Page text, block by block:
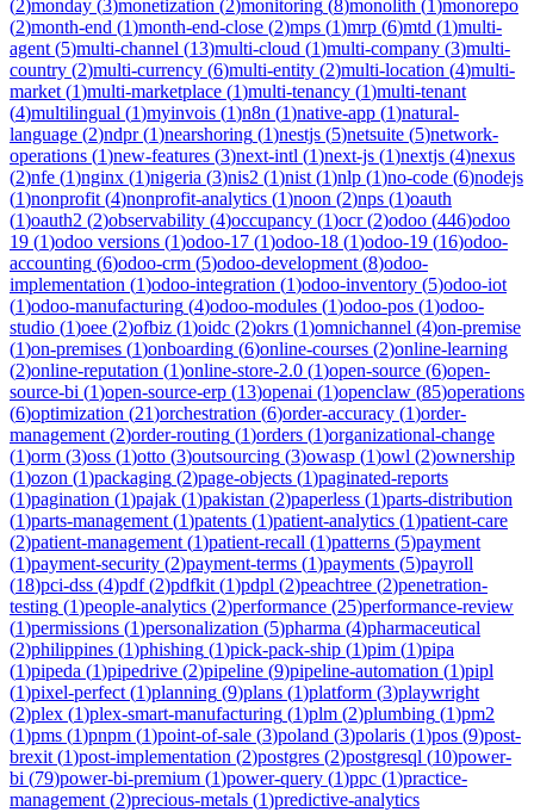
(2)monday (3)monetization (2)monitoring (8)monolith (1)monorepo
(2)month-end (1)month-end-close (2)mps (1)mrp (6)mtd (1)multi-
agent (5)multi-channel (13)multi-cloud (1)multi-company (3)multi-
country (2)multi-currency (6)multi-entity (2)multi-location (4)multi-
market (1)multi-marketplace (1)multi-tenancy (1)multi-tenant
(4)multilingual (1)myinvois (1)n8n (1)native-app (1)natural-
language (2)ndpr(1)nearshoring (1)nestjs (5)netsuite (5)network-
operations (1)new-features (3)next-intl (1)next-js (1)nextjs (4)nexus
(2)nfe (1)nginx (1)nigeria (3)nis2 (1)nist (1)nlp (1)no-code (6)nodejs
(1)nonprofit (4)nonprofit-analytics (1)noon (2)nps (1)oauth
(1)oauth2 (2)observability (4)occupancy (1)ocr(2)odoo (446)odoo
19 (1)odoo versions (1)odoo-17 (1)odoo-18 (1)odoo-19 (16)odoo-
accounting (6)odoo-crm (5)odoo-development (8)odoo-
implementation (1)odoo-integration (1)odoo-inventory (5)odoo-iot
(1)odoo-manufacturing (4)odoo-modules (1)odoo-pos (1)odoo-
studio (1)oee (2)ofbiz (1)oidc (2)okrs (1)omnichannel (4)on-premise
(1)on-premises (1)onboarding (6)online-courses (2)online-learning
(2)online-reputation (1)online-store-2.0 (1)open-source (6)open-
source-bi (1)open-source-erp (13)openai (1)openclaw (85)operations
(6)optimization (21)orchestration (6)order-accuracy (1)order-
management (2)order-routing (1)orders (1)organizational-change
(1)orm (3)oss (1)otto (3)outsourcing (3)owasp (1)owl (2)ownership
(1)ozon (1)packaging (2)page-objects (1)paginated-reports
(1)pagination (1)pajak (1)pakistan (2)paperless (1)parts-distribution
(1)parts-management (1)patents (1)patient-analytics (1)patient-care
(2)patient-management (1)patient-recall (1)patterns (5)payment
(1)payment-security (2)payment-terms (1)payments (5)payroll
(18)pci-dss (4)pdf(2)pdfkit (1)pdpl (2)peachtree (2)penetration-
testing (1)people-analytics (2)performance (25)performance-review
(1)permissions (1)personalization (5)pharma (4)pharmaceutical
(2)philippines (1)phishing (1)pick-pack-ship (1)pim (1)pipa
(1)pipeda (1)pipedrive (2)pipeline (9)pipeline-automation (1)pipl
(1)pixel-perfect (1)planning (9)plans (1)platform (3)playwright
(2)plex (1)plex-smart-manufacturing (1)plm (2)plumbing (1)pm2
(1)pms (1)pnpm (1)point-of-sale (3)poland (3)polaris (1)pos (9)post-
brexit (1)post-implementation (2)postgres (2)postgresql (10)power-
bi (79)power-bi-premium (1)power-query (1)ppc (1)practice-
management (2)precious-metals (1)predictive-analytics